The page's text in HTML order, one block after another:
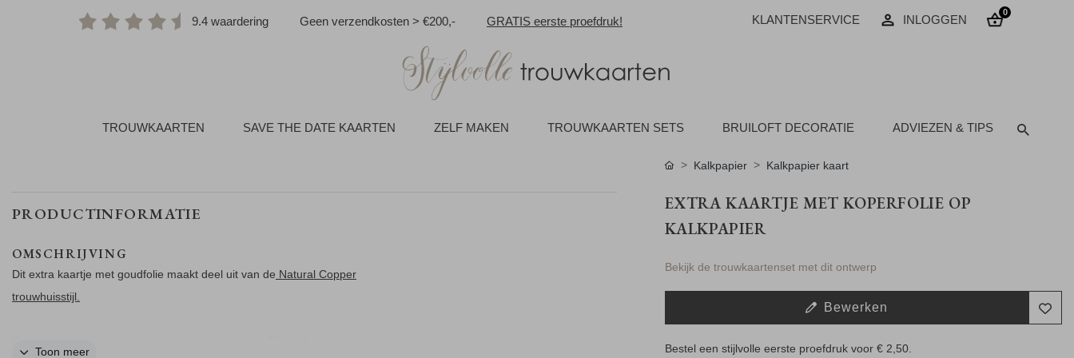
9.4 waardering Geen verzendkosten > €200,- GRATIS eerste proefdruk! KLANTENSERVICE INLOGGEN
0
TROUWKAARTEN SAVE THE DATE KAARTEN ZELF MAKEN TROUWKAARTEN SETS BRUILOFT DECORATIE ADVIEZEN & TIPS
PRODUCTINFORMATIE
OMSCHRIJVING
Dit extra kaartje met goudfolie maakt deel uit van de Natural Copper
trouwhuisstijl.
Toon meer
Kalkpapier Kalkpapier kaart
EXTRA KAARTJE MET KOPERFOLIE OP
KALKPAPIER
Bekijk de trouwkaartenset met dit ontwerp
Bewerken
Bestel een stijlvolle eerste proefdruk voor € 2,50.